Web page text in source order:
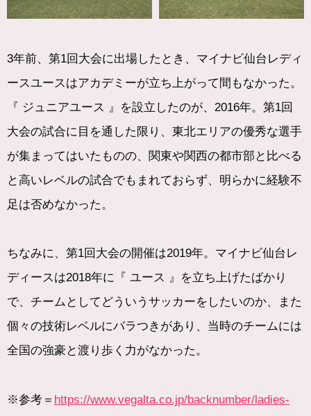
3年前、第1回大会に出場したとき、マイナビ仙台レディ
ースユースはアカデミーが立ち上がって間もなかった。
『 ジュニアユース 』を設立したのが、2016年。第1回
大会の試合に目を通した限り、東北エリアの優秀な選手
が集まってはいたものの、関東や関西の都市部と比べる
と高いレベルの試合でもまれておらず、明らかに経験不
足は否めなかった。
ちなみに、第1回大会の開催は2019年。マイナビ仙台レ
ディースは2018年に『 ユース 』を立ち上げたばかり
で、チームとしてどういうサッカーをしたいのか、また
個々の技術レベルにバラつきがあり、当時のチームには
全国の強豪と渡り歩く力がなかった。
※参考＝ https://www.vegalta.co.jp/backnumber/ladies-